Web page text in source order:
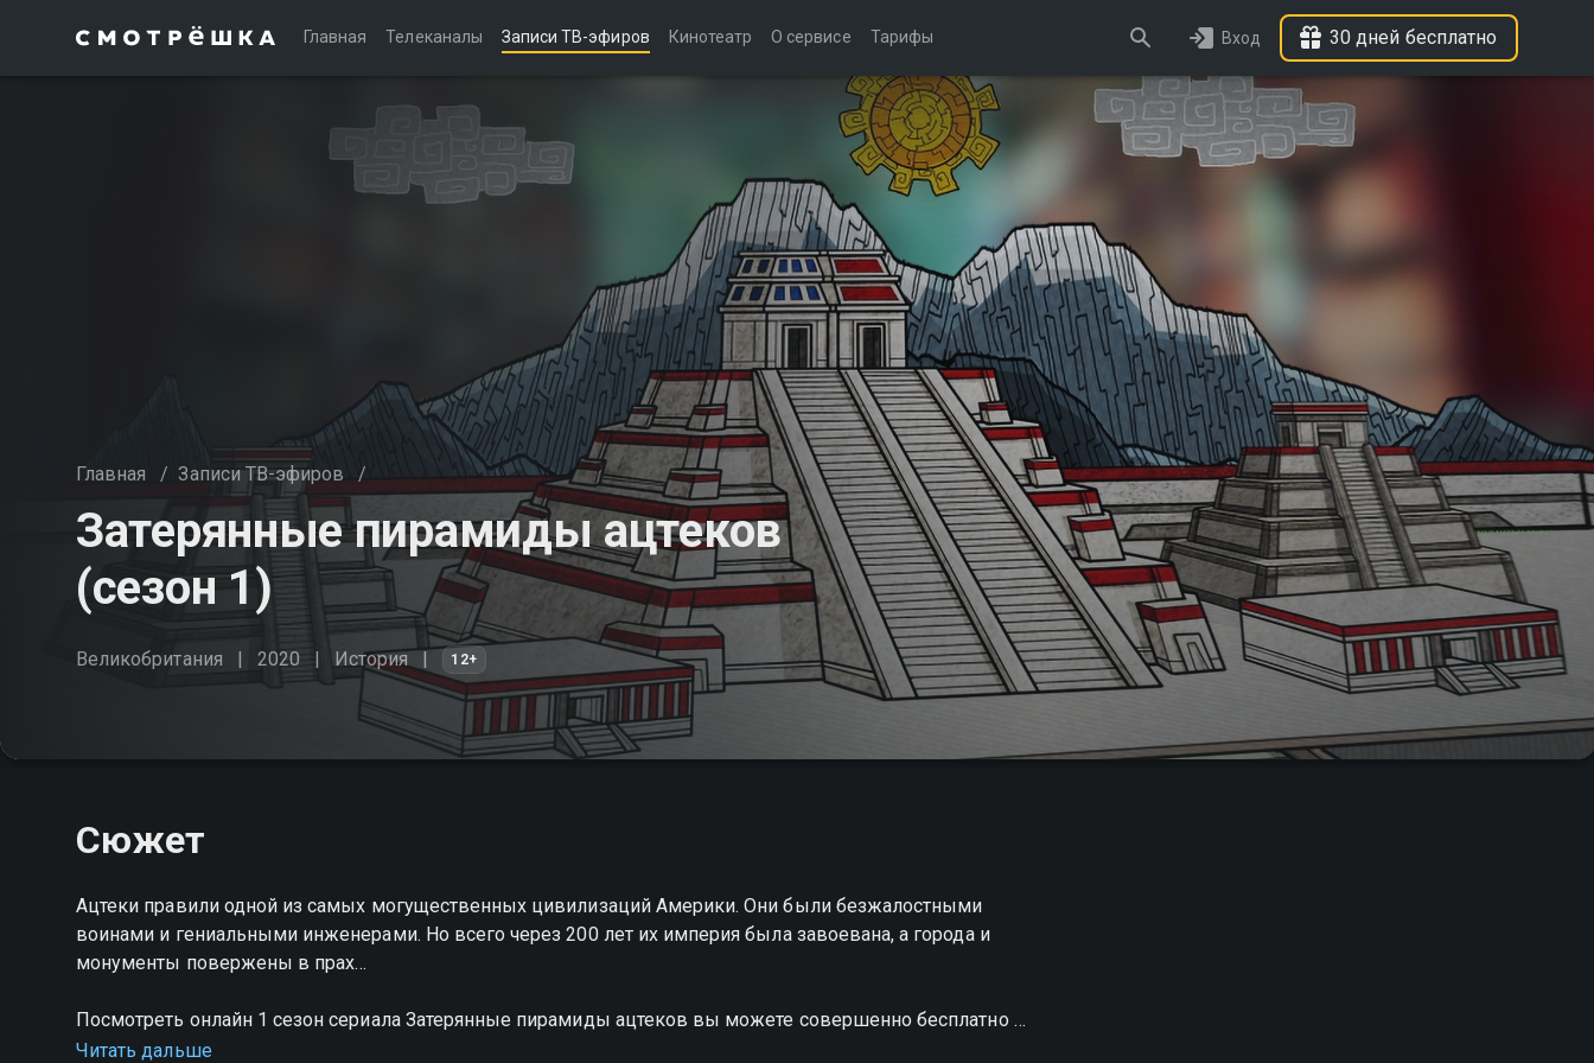
Главная Телеканалы Записи ТВ-эфиров Кинотеатр О сервисе Тарифы Вход 30 дней бесплатно
Главная / Записи ТВ-эфиров /
Затерянные пирамиды ацтеков
(сезон 1)
Великобритания 2020 История 12+
Сюжет
Ацтеки правили одной из самых могущественных цивилизаций Америки. Они были безжалостными
воинами и гениальными инженерами. Но всего через 200 лет их империя была завоевана, а города и
монументы повержены в прах…
Посмотреть онлайн 1 сезон сериала Затерянные пирамиды ацтеков вы можете совершенно бесплатно в
хорошем HD качестве на Смотрёшке
Читать дальше